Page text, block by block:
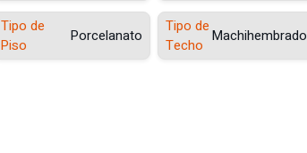
Tipo de
Piso
Porcelanato
Tipo de
Techo Machihembrado